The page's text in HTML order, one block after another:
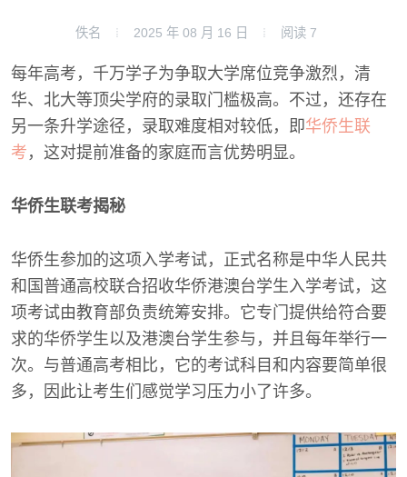
佚名 2025 年 08 月 16 日 阅读 7
每年高考，千万学子为争取大学席位竞争激烈，清
华、北大等顶尖学府的录取门槛极高。不过，还存在
另一条升学途径，录取难度相对较低，即华侨生联
考 ，这对提前准备的家庭而言优势明显。
华侨生联考揭秘
华侨生参加的这项入学考试，正式名称是中华人民共
和国普通高校联合招收华侨港澳台学生入学考试，这
项考试由教育部负责统筹安排。它专门提供给符合要
求的华侨学生以及港澳台学生参与，并且每年举行一
次。与普通高考相比，它的考试科目和内容要简单很
多，因此让考生们感觉学习压力小了许多。